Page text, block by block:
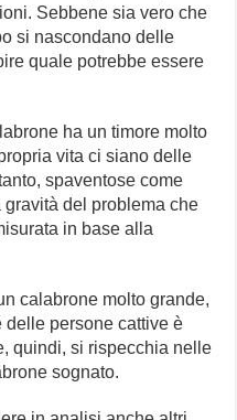
Sebbene sia vero che
si nascondano delle
quale potrebbe essere
ha un timore molto
vita ci siano delle
spaventose come
del problema che
in base alla
calabrone molto grande,
delle persone cattive è
quindi, si rispecchia nelle
sognato.